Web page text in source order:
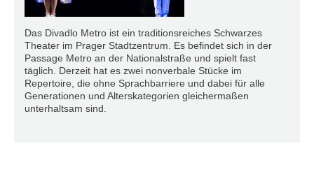
Das Divadlo Metro ist ein traditionsreiches Schwarzes
Theater im Prager Stadtzentrum. Es befindet sich in der
Passage Metro an der Nationalstraße und spielt fast
täglich. Derzeit hat es zwei nonverbale Stücke im
Repertoire, die ohne Sprachbarriere und dabei für alle
Generationen und Alterskategorien gleichermaßen
unterhaltsam sind.